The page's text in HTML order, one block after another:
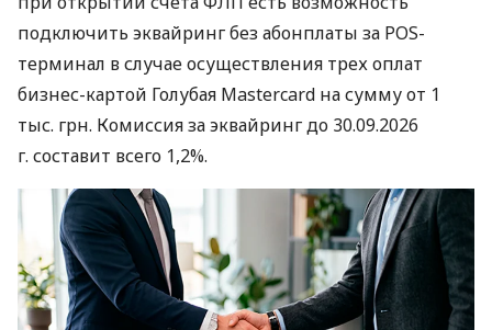
подключить эквайринг без абонплаты за POS-
терминал в случае осуществления трех оплат
бизнес-картой Голубая Mastercard на сумму от 1
тыс. грн. Комиссия за эквайринг до 30.09.2026
г. составит всего 1,2%.